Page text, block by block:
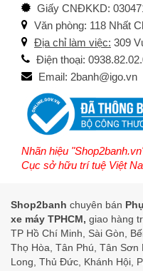
Giấy CNĐKKD:
Văn phòng: 118 Nhất
Địa chỉ làm việc: 309
Điện thoại:
Email: 2banh@igo.vn
Nhãn hiệu
Cục sở hữu trí tuệ Việt
Shop2banh chuyên bán
xe máy TPHCM, giao hàng
TP Hồ Chí Minh, Sài Gòn,
Thọ Hòa, Tân Phú, Tân
Long, Thủ Đức, Khánh Hội,